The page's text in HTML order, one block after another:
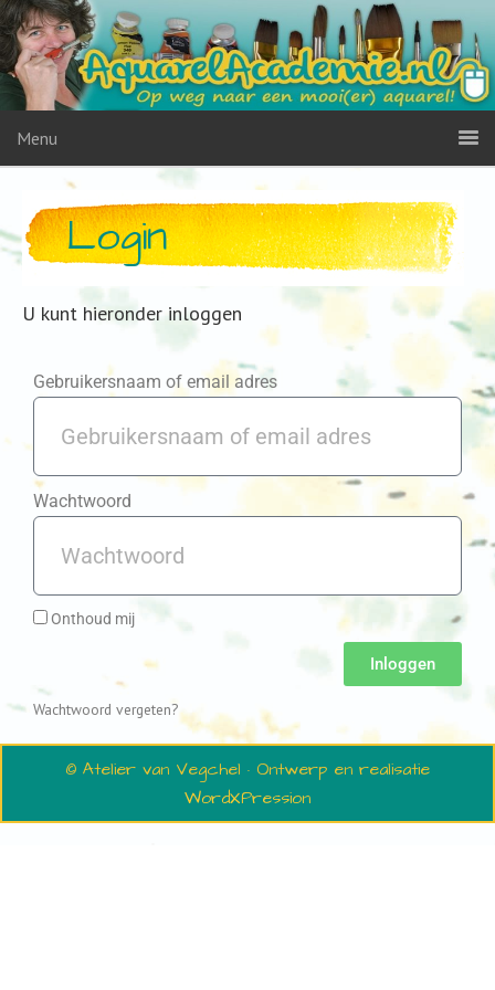
Menu
Login
U kunt hieronder inloggen
Gebruikersnaam of email adres
Wachtwoord
Onthoud mij
Inloggen
Wachtwoord vergeten?
© Atelier van Vegchel · Ontwerp en realisatie
WordXPression